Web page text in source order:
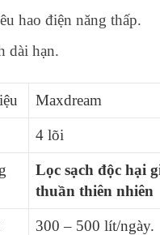
hao điện năng thấp.
dài hạn.
Maxdream
4 lõi
Lọc sạch độc hại
thuần thiên nhiên
300 – 500 lít/ngày.